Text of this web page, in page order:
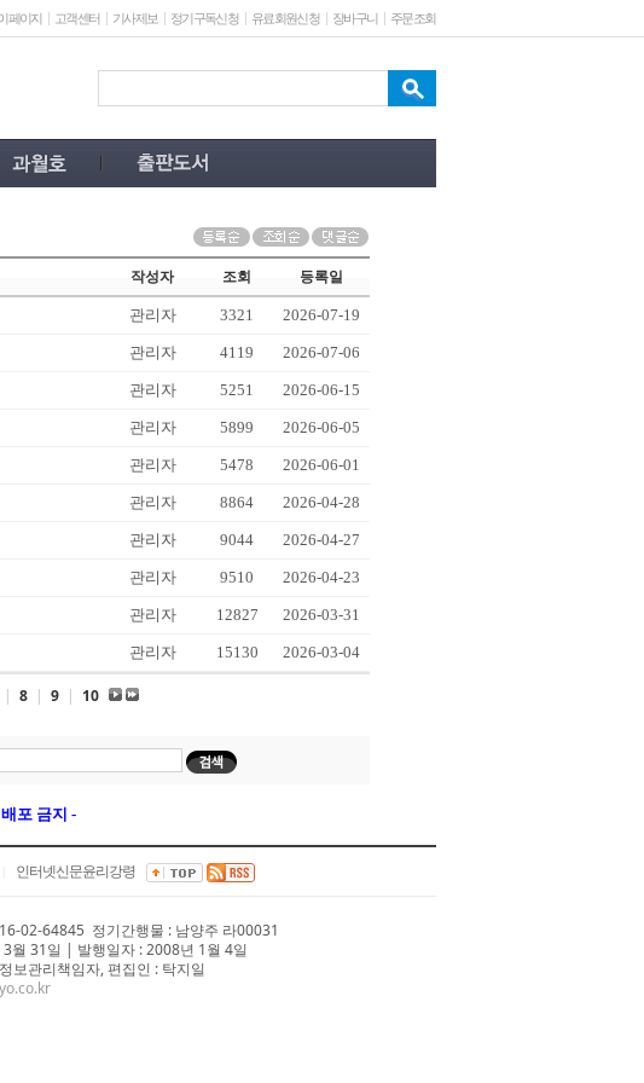
페이지 고객센터 기사제보 정기구독신청 유료회원신청 장바구니 주문조회
작성자 조회 등록일
관리자 3321 2026-07-19
관리자 4119 2026-07-06
관리자 5251 2026-06-15
관리자 5899 2026-06-05
관리자 5478 2026-06-01
관리자 8864 2026-04-28
관리자 9044 2026-04-27
관리자 9510 2026-04-23
관리자 12827 2026-03-31
관리자 15130 2026-03-04
| 8 | 9 | 10
포 금지 -
인터넷신문윤리강령
02-64845 정기간행물 : 남양주 라00031
31일 | 발행일자 : 2008년 1월 4일
보관리책임자, 편집인 : 탁지일